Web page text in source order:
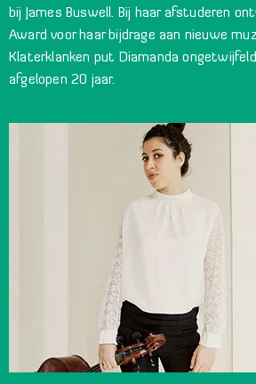
bij James Buswell. Bij haar afstuderen
Award voor haar bijdrage aan nieuwe
Klaterklanken put Diamanda
afgelopen 20 jaar.